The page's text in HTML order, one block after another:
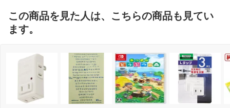
この商品を見た人は、こちらの商品も見てい
ます。